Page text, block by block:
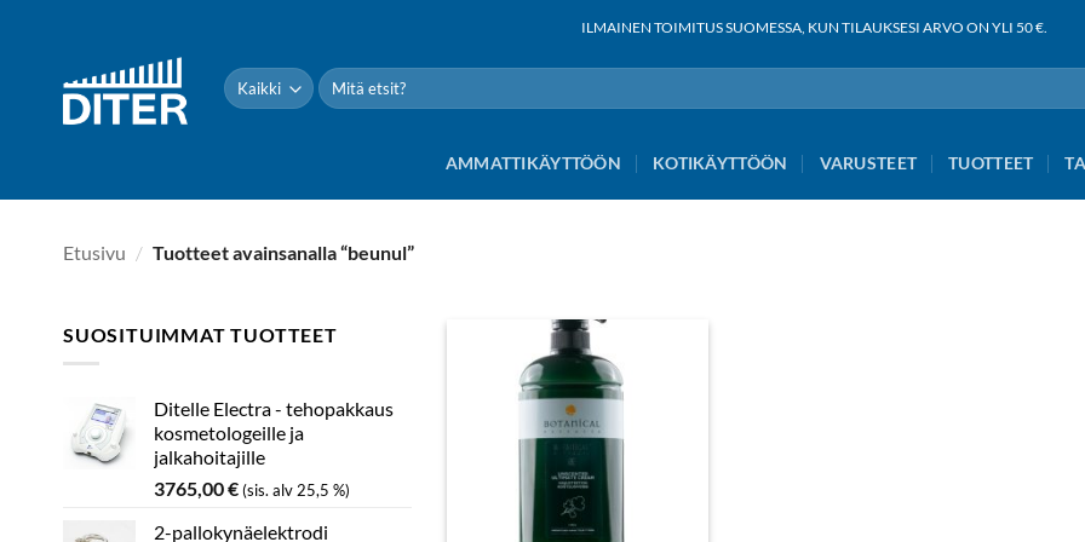
ILMAINEN TOIMITUS SUOMESSA, KUN TILAUKSESI ARVO ON YLI 50 €.
Etsi:
AMMATTIKÄYTTÖÖN KOTIKÄYTTÖÖN VARUSTEET TUOTTEET
Etusivu / Tuotteet avainsanalla “beunul”
SUOSITUIMMAT TUOTTEET
Ditelle Electra - tehopakkaus
kosmetologeille ja
jalkahoitajille
3765,00€(sis. alv 25,5 %)
2-pallokynäelektrodi